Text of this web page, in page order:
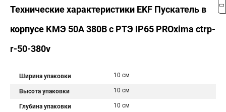
Технические характеристики EKF Пускатель в
корпусе КМЭ 50А 380В с РТЭ IP65 PROxima ctrp-
r-50-380v
Ширина упаковки 10 см
Высота упаковки 10 см
Глубина упаковки 10 см